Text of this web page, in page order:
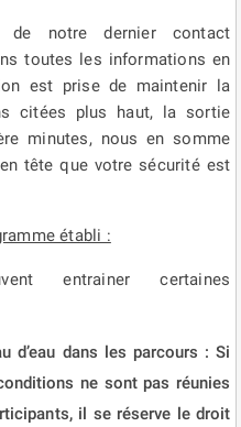
notre dernier contact
toutes les informations en
est prise de maintenir la
citées plus haut, la sortie
minutes, nous en somme
tête que votre sécurité est
établi :
entrainer certaines
d’eau dans les parcours : Si
ne sont pas réunies
il se réserve le droit